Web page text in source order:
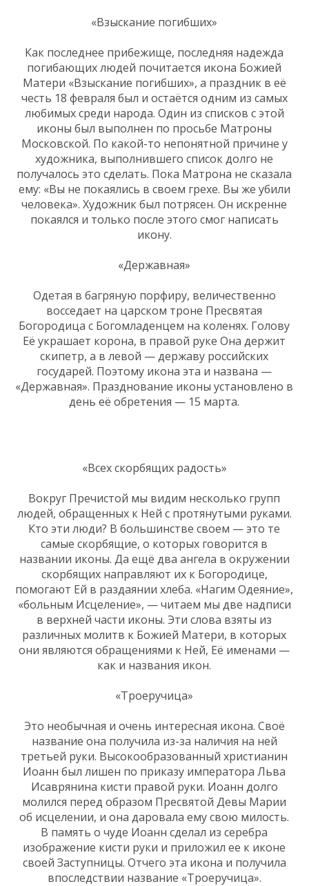
«Взыскание погибших»
Как последнее прибежище, последняя надежда
погибающих людей почитается икона Божией
Матери «Взыскание погибших», а праздник в её
честь 18 февраля был и остаётся одним из самых
любимых среди народа. Один из списков с этой
иконы был выполнен по просьбе Матроны
Московской. По какой-то непонятной причине у
художника, выполнившего список долго не
получалось это сделать. Пока Матрона не сказала
ему: «Вы не покаялись в своем грехе. Вы же убили
человека». Художник был потрясен. Он искренне
покаялся и только после этого смог написать
икону.
«Державная»
Одетая в багряную порфиру, величественно
восседает на царском троне Пресвятая
Богородица с Богомладенцем на коленях. Голову
Её украшает корона, в правой руке Она держит
скипетр, а в левой — державу российских
государей. Поэтому икона эта и названа —
«Державная». Празднование иконы установлено в
день её обретения — 15 марта.
«Всех скорбящих радость»
Вокруг Пречистой мы видим несколько групп
людей, обращенных к Ней с протянутыми руками.
Кто эти люди? В большинстве своем — это те
самые скорбящие, о которых говорится в
названии иконы. Да ещё два ангела в окружении
скорбящих направляют их к Богородице,
помогают Ей в раздаянии хлеба. «Нагим Одеяние»,
«больным Исцеление», — читаем мы две надписи
в верхней части иконы. Эти слова взяты из
различных молитв к Божией Матери, в которых
они являются обращениями к Ней, Её именами —
как и названия икон.
«Троеручица»
Это необычная и очень интересная икона. Своё
название она получила из-за наличия на ней
третьей руки. Высокообразованный христианин
Иоанн был лишен по приказу императора Льва
Исаврянина кисти правой руки. Иоанн долго
молился перед образом Пресвятой Девы Марии
об исцелении, и она даровала ему свою милость.
В память о чуде Иоанн сделал из серебра
изображение кисти руки и приложил ее к иконе
своей Заступницы. Отчего эта икона и получила
впоследствии название «Троеручица».